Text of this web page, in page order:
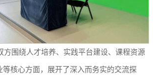
方围绕人才培养、实践平台建设、课程资源
等核心方面，展开了深入而务实的交流探